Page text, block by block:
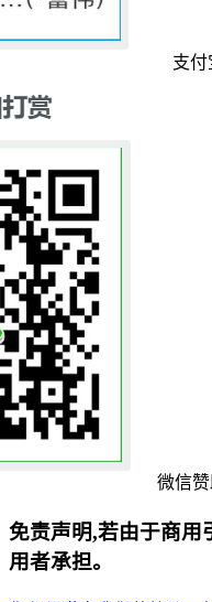
支付
微信
免责声明,若由于商用
用者承担。